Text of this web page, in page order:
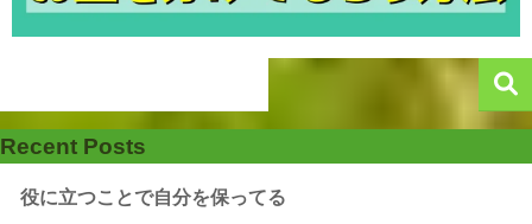
Recent Posts
役に立つことで自分を保ってる